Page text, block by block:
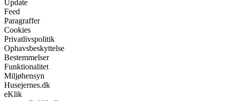
Update
Feed
Paragraffer
Cookies
Privatlivspolitik
Ophavsbeskyttelse
Bestemmelser
Funktionalitet
Miljøhensyn
Husejernes.dk
eKlik